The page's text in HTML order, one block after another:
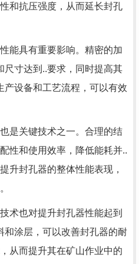
和抗压强度，从而延长封孔
能具有重要影响。精密的加
尺寸达到..要求，同时提高其
产设备和工艺流程，可以有效
是关键技术之一。合理的结
性和使用效率，降低能耗并..
升封孔器的整体性能表现，
术也对提升封孔器性能起到
和涂层，可以改善封孔器的耐
从而提升其在矿山作业中的